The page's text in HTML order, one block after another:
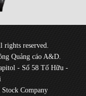
reserved.
Quảng cáo A&D.
- Số 58 Tố Hữu -
Company